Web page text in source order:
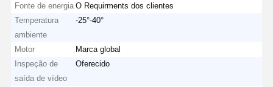
Produtos
Fonte de energia O Requirments dos clientes
Temperatura
ambiente
-25°-40°
Motor
Marca global
Inspeção de
saída de vídeo
Oferecido